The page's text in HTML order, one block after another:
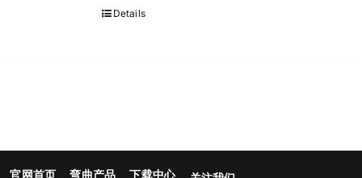
Details
官网首页 弯曲产品 下载中心